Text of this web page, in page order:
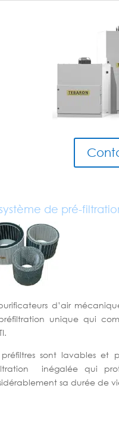
de pré-
d’air
unique qui
préfiltres sont lavables et
inégalée qui
sa durée de